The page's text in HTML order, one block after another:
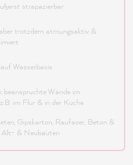
strapazierbar
trotzdem atmungsaktiv &
Wasserbasis
beanspruchte Wände im
im Flur & in der Küche
Gipskarton, Raufaser, Beton &
Alt- & Neubauten